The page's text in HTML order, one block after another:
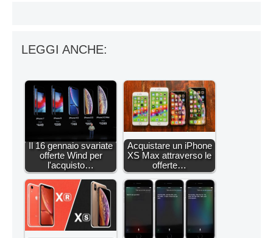
LEGGI ANCHE:
Il 16 gennaio svariate
offerte Wind per
l'acquisto…
Acquistare un iPhone
XS Max attraverso le
offerte…